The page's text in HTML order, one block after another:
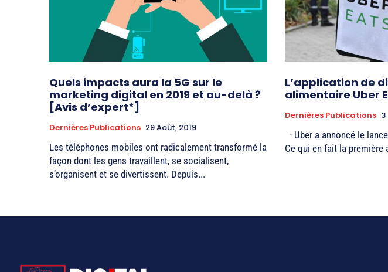
Quels impacts aura la 5G sur le
marketing digital en 2019 et au-delà ?
[Avis d’expert*]
Dernières Publications 29 Août, 2019
Les téléphones mobiles ont radicalement transformé la
façon dont les gens travaillent, se socialisent,
s’organisent et se divertissent. Depuis...
L’application de
alimentaire Uber
Dernières Publications 3
- Uber a annoncé le
Ce qui en fait la